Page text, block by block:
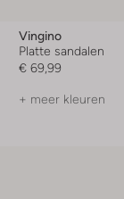
Vingino
Platte sandalen
€ 69,99
+ meer kleuren